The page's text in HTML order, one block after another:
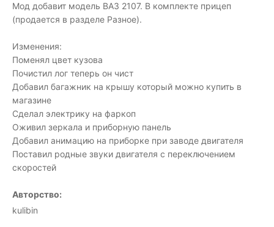
Мод добавит модель ВАЗ 2107. В комплекте прицеп
(продается в разделе Разное).
Изменения:
Поменял цвет кузова
Почистил лог теперь он чист
Добавил багажник на крышу который можно купить в
магазине
Сделал электрику на фаркоп
Оживил зеркала и приборную панель
Добавил анимацию на приборке при заводе двигателя
Поставил родные звуки двигателя с переключением
скоростей
Авторство:
kulibin